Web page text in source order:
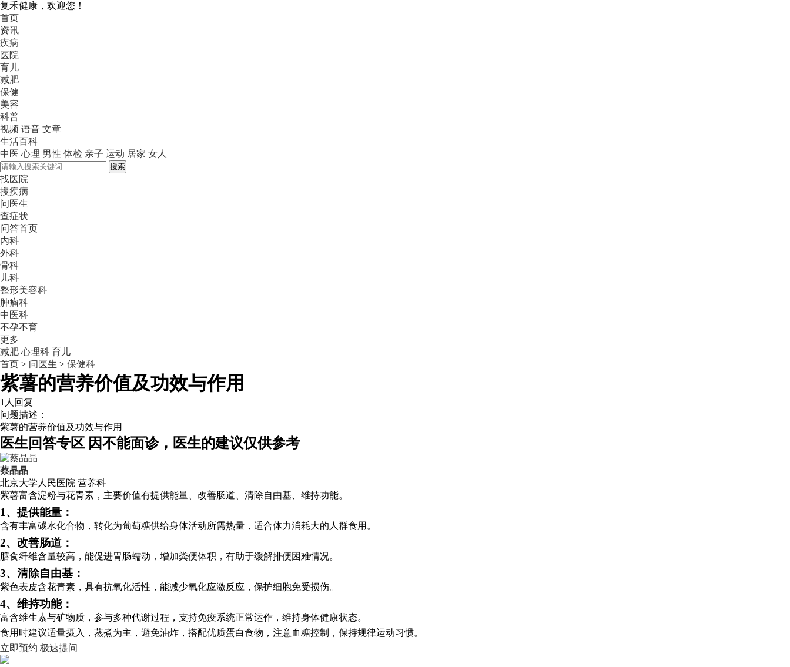
复禾健康，欢迎您！
首页
资讯
疾病
医院
育儿
减肥
保健
美容
科普
视频 语音 文章
生活百科
中医 心理 男性 体检 亲子 运动 居家 女人
搜索
找医院
搜疾病
问医生
查症状
问答首页
内科
外科
骨科
儿科
整形美容科
肿瘤科
中医科
不孕不育
更多
减肥 心理科 育儿
首页 > 问医生 > 保健科
紫薯的营养价值及功效与作用
1人回复
问题描述：
紫薯的营养价值及功效与作用
医生回答专区 因不能面诊，医生的建议仅供参考
蔡晶晶
北京大学人民医院 营养科
紫薯富含淀粉与花青素，主要价值有提供能量、改善肠道、清除自由基、维持功能。
1、提供能量：
含有丰富碳水化合物，转化为葡萄糖供给身体活动所需热量，适合体力消耗大的人群食用。
2、改善肠道：
膳食纤维含量较高，能促进胃肠蠕动，增加粪便体积，有助于缓解排便困难情况。
3、清除自由基：
紫色表皮含花青素，具有抗氧化活性，能减少氧化应激反应，保护细胞免受损伤。
4、维持功能：
富含维生素与矿物质，参与多种代谢过程，支持免疫系统正常运作，维持身体健康状态。
食用时建议适量摄入，蒸煮为主，避免油炸，搭配优质蛋白食物，注意血糖控制，保持规律运动习惯。
立即预约 极速提问